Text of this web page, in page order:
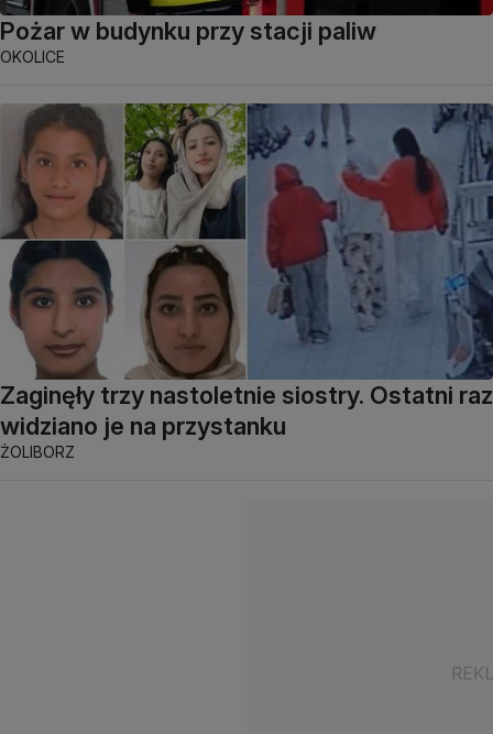
Pożar w budynku przy stacji paliw
OKOLICE
Zaginęły trzy nastoletnie siostry. Ostatni raz
widziano je na przystanku
ŻOLIBORZ